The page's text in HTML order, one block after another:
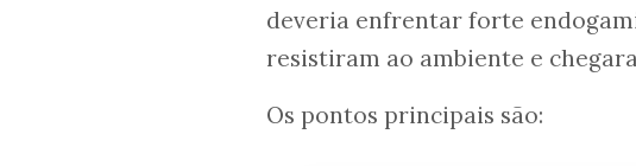
deveria enfrentar forte
resistiram ao ambiente e
Os pontos principais são: